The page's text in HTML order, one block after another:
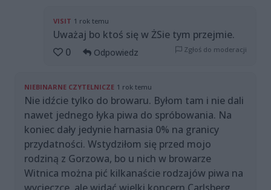
VISIT 1 rok temu
Uważaj bo ktoś się w ŻSie tym przejmie.
0
Odpowiedz Zgłoś do moderacji
NIEBINARNE CZYTELNICZE 1 rok temu
Nie idźcie tylko do browaru. Byłom tam i nie dali
nawet jednego łyka piwa do spróbowania. Na
koniec dały jedynie harnasia 0% na granicy
przydatności. Wstydziłom się przed mojo
rodziną z Gorzowa, bo u nich w browarze
Witnica można pić kilkanaście rodzajów piwa na